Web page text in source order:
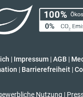
| Impressum |AGB |
| Barrierefreiheit |
Nutzung |